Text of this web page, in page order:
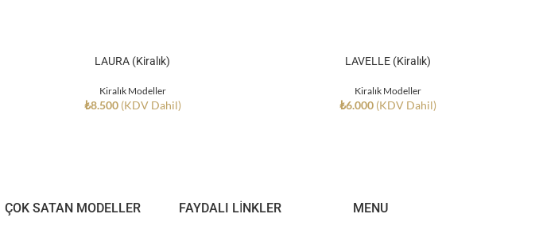
LAURA (Kiralık)
Kiralık Modeller
₺8.500 (KDV Dahil)
LAVELLE (Kiralık)
Kiralık Modeller
₺6.000 (KDV Dahil)
ÇOK SATAN MODELLER FAYDALI LINKLER MENU